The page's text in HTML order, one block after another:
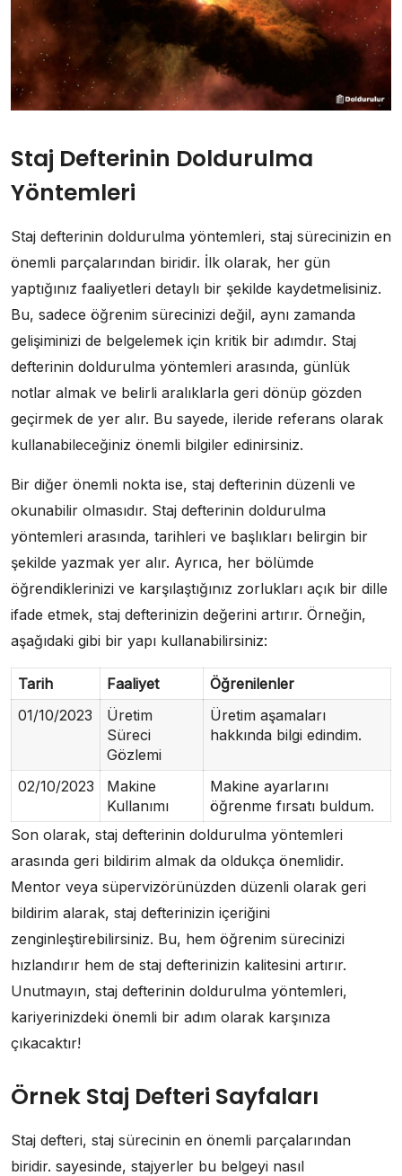
Staj Defterinin Doldurulma
Yöntemleri
Staj defterinin doldurulma yöntemleri, staj sürecinizin en
önemli parçalarından biridir. İlk olarak, her gün
yaptığınız faaliyetleri detaylı bir şekilde kaydetmelisiniz.
Bu, sadece öğrenim sürecinizi değil, aynı zamanda
gelişiminizi de belgelemek için kritik bir adımdır. Staj
defterinin doldurulma yöntemleri arasında, günlük
notlar almak ve belirli aralıklarla geri dönüp gözden
geçirmek de yer alır. Bu sayede, ileride referans olarak
kullanabileceğiniz önemli bilgiler edinirsiniz.
Bir diğer önemli nokta ise, staj defterinin düzenli ve
okunabilir olmasıdır. Staj defterinin doldurulma
yöntemleri arasında, tarihleri ve başlıkları belirgin bir
şekilde yazmak yer alır. Ayrıca, her bölümde
öğrendiklerinizi ve karşılaştığınız zorlukları açık bir dille
ifade etmek, staj defterinizin değerini artırır. Örneğin,
aşağıdaki gibi bir yapı kullanabilirsiniz:
Tarih Faaliyet
Öğrenilenler
01/10/2023
Üretim
Süreci
Gözlemi
Üretim aşamaları
hakkında bilgi edindim.
02/10/2023
Makine
Kullanımı
Makine ayarlarını
öğrenme fırsatı buldum.
Son olarak, staj defterinin doldurulma yöntemleri
arasında geri bildirim almak da oldukça önemlidir.
Mentor veya süpervizörünüzden düzenli olarak geri
bildirim alarak, staj defterinizin içeriğini
zenginleştirebilirsiniz. Bu, hem öğrenim sürecinizi
hızlandırır hem de staj defterinizin kalitesini artırır.
Unutmayın, staj defterinin doldurulma yöntemleri,
kariyerinizdeki önemli bir adım olarak karşınıza
çıkacaktır!
Örnek Staj Defteri Sayfaları
Staj defteri, staj sürecinin en önemli parçalarından
biridir. sayesinde, stajyerler bu belgeyi nasıl